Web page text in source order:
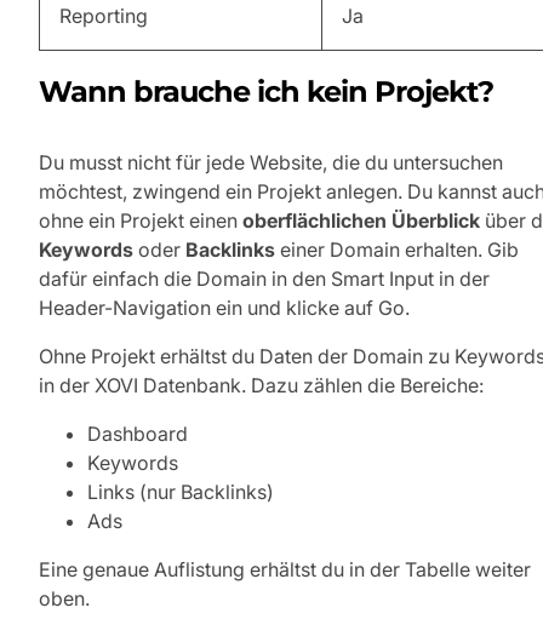
Reporting Ja
Wann brauche ich kein Projekt?
Du musst nicht für jede Website, die du untersuchen
möchtest, zwingend ein Projekt anlegen. Du kannst
ohne ein Projekt einen oberflächlichen Überblick über
Keywords oder Backlinks einer Domain erhalten. Gib
dafür einfach die Domain in den Smart Input in der
Header-Navigation ein und klicke auf Go.
Ohne Projekt erhältst du Daten der Domain zu
in der XOVI Datenbank. Dazu zählen die Bereiche:
Dashboard
Keywords
Links (nur Backlinks)
Ads
Eine genaue Auflistung erhältst du in der Tabelle weiter
oben.